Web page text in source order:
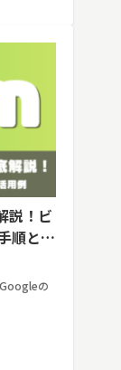
説！ビ
順と活
の